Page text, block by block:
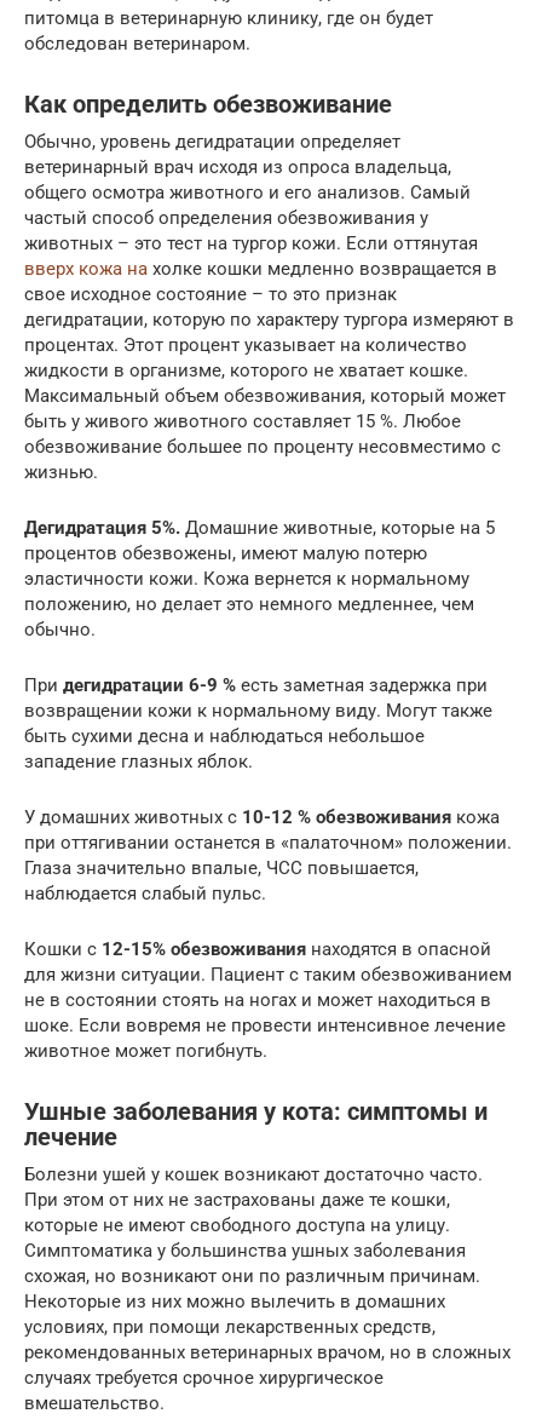
питомца в ветеринарную клинику, где он будет
обследован ветеринаром.
Как определить обезвоживание
Обычно, уровень дегидратации определяет
ветеринарный врач исходя из опроса владельца,
общего осмотра животного и его анализов. Самый
частый способ определения обезвоживания у
животных – это тест на тургор кожи. Если оттянутая
вверх кожа на холке кошки медленно возвращается в
свое исходное состояние – то это признак
дегидратации, которую по характеру тургора измеряют в
процентах. Этот процент указывает на количество
жидкости в организме, которого не хватает кошке.
Максимальный объем обезвоживания, который может
быть у живого животного составляет 15 %. Любое
обезвоживание большее по проценту несовместимо с
жизнью.
Дегидратация 5%. Домашние животные, которые на 5
процентов обезвожены, имеют малую потерю
эластичности кожи. Кожа вернется к нормальному
положению, но делает это немного медленнее, чем
обычно.
При дегидратации 6-9 % есть заметная задержка при
возвращении кожи к нормальному виду. Могут также
быть сухими десна и наблюдаться небольшое
западение глазных яблок.
У домашних животных с 10-12 % обезвоживания кожа
при оттягивании останется в «палаточном» положении.
Глаза значительно впалые, ЧСС повышается,
наблюдается слабый пульс.
Кошки с 12-15% обезвоживания находятся в опасной
для жизни ситуации. Пациент с таким обезвоживанием
не в состоянии стоять на ногах и может находиться в
шоке. Если вовремя не провести интенсивное лечение
животное может погибнуть.
Ушные заболевания у кота: симптомы и
лечение
Болезни ушей у кошек возникают достаточно часто.
При этом от них не застрахованы даже те кошки,
которые не имеют свободного доступа на улицу.
Симптоматика у большинства ушных заболевания
схожая, но возникают они по различным причинам.
Некоторые из них можно вылечить в домашних
условиях, при помощи лекарственных средств,
рекомендованных ветеринарных врачом, но в сложных
случаях требуется срочное хирургическое
вмешательство.